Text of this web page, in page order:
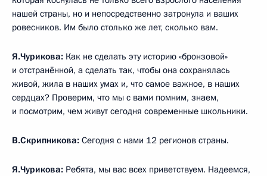
нашей страны, но и непосредственно затронула и ваших
ровесников. Им было столько же лет, сколько вам.
Я.Чурикова: Как не сделать эту историю «бронзовой»
и отстранённой, а сделать так, чтобы она сохранялась
живой, жила в наших умах и, что самое важное, в наших
сердцах? Проверим, что мы с вами помним, знаем,
и посмотрим, чем живут сегодня современные школьники.
В.Скрипникова: Сегодня с нами 12 регионов страны.
Я.Чурикова: Ребята, мы вас всех приветствуем. Надеемся,